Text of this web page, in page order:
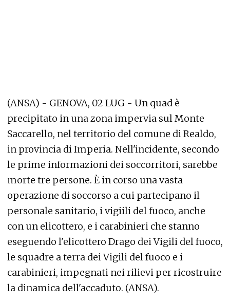
(ANSA) - GENOVA, 02 LUG - Un quad è
precipitato in una zona impervia sul Monte
Saccarello, nel territorio del comune di Realdo,
in provincia di Imperia. Nell'incidente, secondo
le prime informazioni dei soccorritori, sarebbe
morte tre persone. È in corso una vasta
operazione di soccorso a cui partecipano il
personale sanitario, i vigiili del fuoco, anche
con un elicottero, e i carabinieri che stanno
eseguendo l'elicottero Drago dei Vigili del fuoco,
le squadre a terra dei Vigili del fuoco e i
carabinieri, impegnati nei rilievi per ricostruire
la dinamica dell'accaduto. (ANSA).